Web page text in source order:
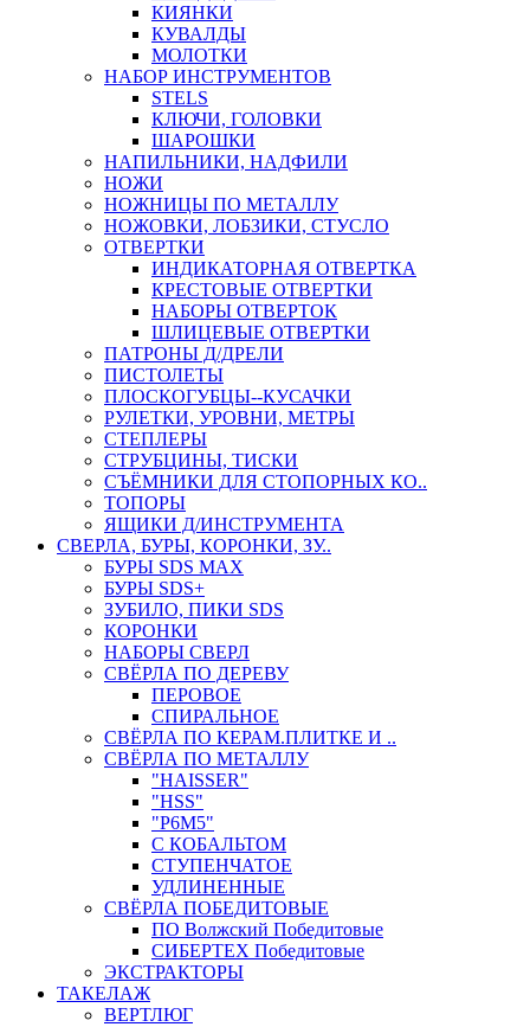
КИЯНКИ
КУВАЛДЫ
МОЛОТКИ
НАБОР ИНСТРУМЕНТОВ
STELS
КЛЮЧИ, ГОЛОВКИ
ШАРОШКИ
НАПИЛЬНИКИ, НАДФИЛИ
НОЖИ
НОЖНИЦЫ ПО МЕТАЛЛУ
НОЖОВКИ, ЛОБЗИКИ, СТУСЛО
ОТВЕРТКИ
ИНДИКАТОРНАЯ ОТВЕРТКА
КРЕСТОВЫЕ ОТВЕРТКИ
НАБОРЫ ОТВЕРТОК
ШЛИЦЕВЫЕ ОТВЕРТКИ
ПАТРОНЫ Д/ДРЕЛИ
ПИСТОЛЕТЫ
ПЛОСКОГУБЦЫ--КУСАЧКИ
РУЛЕТКИ, УРОВНИ, МЕТРЫ
СТЕПЛЕРЫ
СТРУБЦИНЫ, ТИСКИ
СЪЁМНИКИ ДЛЯ СТОПОРНЫХ КО..
ТОПОРЫ
ЯЩИКИ Д/ИНСТРУМЕНТА
СВЕРЛА, БУРЫ, КОРОНКИ, ЗУ..
БУРЫ SDS MAX
БУРЫ SDS+
ЗУБИЛО, ПИКИ SDS
КОРОНКИ
НАБОРЫ СВЕРЛ
СВЁРЛА ПО ДЕРЕВУ
ПЕРОВОЕ
СПИРАЛЬНОЕ
СВЁРЛА ПО КЕРАМ.ПЛИТКЕ И ..
СВЁРЛА ПО МЕТАЛЛУ
"HAISSER"
"HSS"
"Р6М5"
С КОБАЛЬТОМ
СТУПЕНЧАТОЕ
УДЛИНЕННЫЕ
СВЁРЛА ПОБЕДИТОВЫЕ
ПО Волжский Победитовые
СИБЕРТЕХ Победитовые
ЭКСТРАКТОРЫ
ТАКЕЛАЖ
ВЕРТЛЮГ